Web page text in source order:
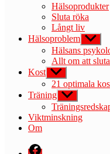
Hälsoprodukter
Sluta röka
Långt liv
Hälsoproblem Visa
Hälsans
Allt om att
Kost Visa
undermeny
21 optimala
Träning Visa
undermeny
Viktminskning
Om
Menyval